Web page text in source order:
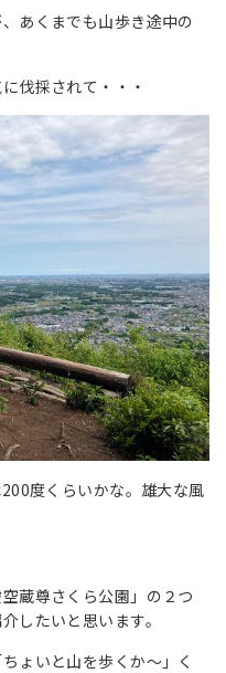
あくまでも山歩き途中の
伐採されて・・・
度くらいかな。雄大な風
蔵尊さくら公園」の２つ
したいと思います。
ょいと山を歩くか～」く